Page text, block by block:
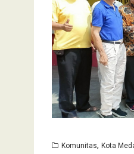
Komunitas, Kota